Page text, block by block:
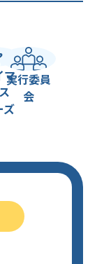
マ
ズ
実行委員
会